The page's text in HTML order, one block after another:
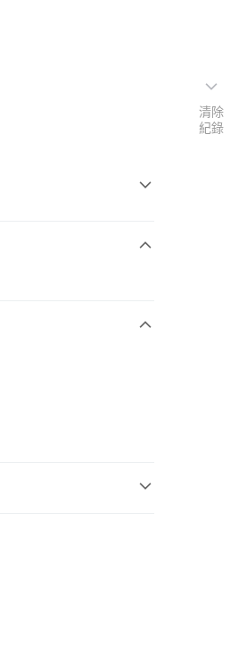
清除
紀錄